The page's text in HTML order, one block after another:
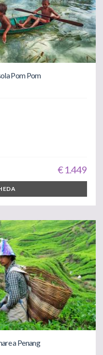
Pom Pom
€ 1.449
a Penang